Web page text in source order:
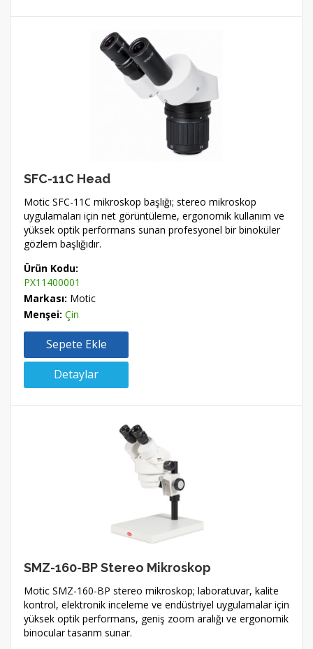
SFC-11C Head
Motic SFC-11C mikroskop başlığı; stereo mikroskop
uygulamaları için net görüntüleme, ergonomik kullanım ve
yüksek optik performans sunan profesyonel bir binoküler
gözlem başlığıdır.
Ürün Kodu:
PX11400001
Markası: Motic
Menşei: Çin
Sepete Ekle
Detaylar
SMZ-160-BP Stereo Mikroskop
Motic SMZ-160-BP stereo mikroskop; laboratuvar, kalite
kontrol, elektronik inceleme ve endüstriyel uygulamalar için
yüksek optik performans, geniş zoom aralığı ve ergonomik
binocular tasarım sunar.